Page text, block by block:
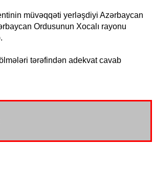
müvəqqəti yerləşdiyi Azərbaycan
Ordusunun Xocalı rayonu
tərəfindən adekvat cavab